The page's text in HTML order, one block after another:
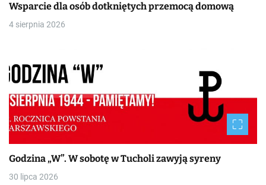
Wsparcie dla osób dotkniętych przemocą domową
4 sierpnia 2026
Godzina „W”. W sobotę w Tucholi zawyją syreny
30 lipca 2026